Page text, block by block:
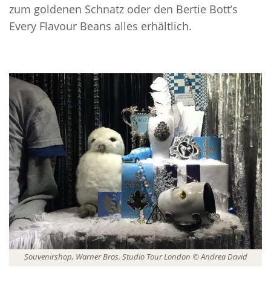
zum goldenen Schnatz oder den Bertie Bott’s
Every Flavour Beans alles erhältlich.
Souvenirshop, Warner Bros. Studio Tour London © Andrea David